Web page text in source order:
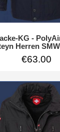
KG -
Herren
€63.00